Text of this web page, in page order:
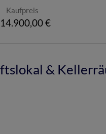
Kaufpreis
€
&